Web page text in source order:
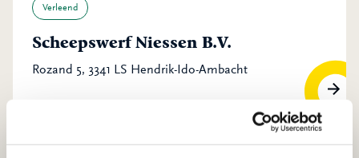
Verleend
Scheepswerf Niessen B.V.
Rozand 5, 3341 LS Hendrik-Ido-Ambacht